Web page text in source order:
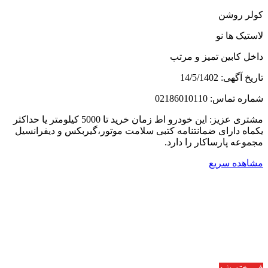
کولر روشن
لاستیک ها نو
داخل کابین تمیز و مرتب
تاریخ آگهی: 14/5/1402
شماره تماس: 02186010110
مشتری عزیز: این خودرو اط زمان خرید تا 5000 کیلومتر یا حداکثر
یکماه دارای ضمانتنامه کتبی سلامت موتور،گیربکس و دیفرانسیل
مجموعه پارساکار را دارد.
مشاهده سریع